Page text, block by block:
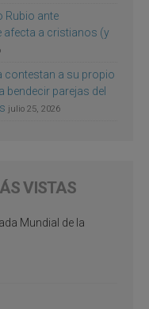
Rubio ante
afecta a cristianos (y
contestan a su propio
bendecir parejas del
julio 25, 2026
VISTAS
Mundial de la